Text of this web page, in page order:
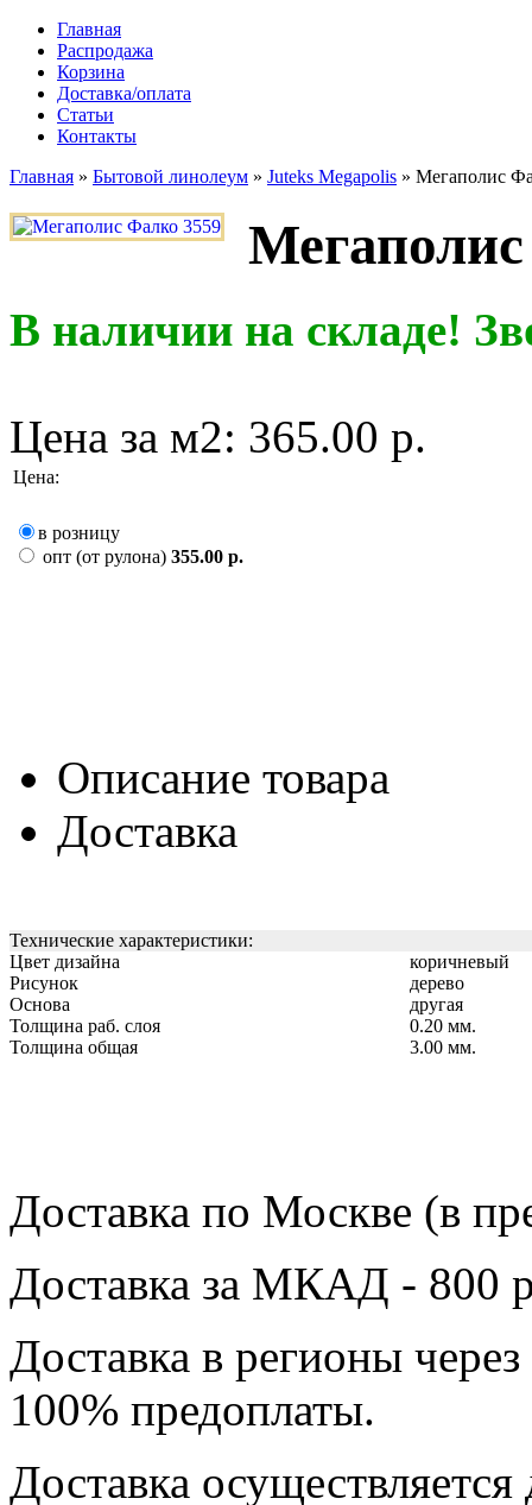
Главная
Распродажа
Корзина
Доставка/оплата
Статьи
Контакты
Главная » Бытовой линолеум » Juteks Megapolis » Мегаполис
В наличии на складе!
Цена за м2: 365.00 р.
Цена:
в розницу
опт (от рулона) 355.00 р.
Описание товара
Доставка
Технические характеристики:
Цвет дизайна
коричневый
Рисунок
дерево
Основа
другая
Толщина раб. слоя
0.20 мм.
Толщина общая
3.00 мм.
Доставка по Москве (в
Доставка за МКАД - 800
Доставка в регионы
100% предоплаты.
Доставка осуществляется